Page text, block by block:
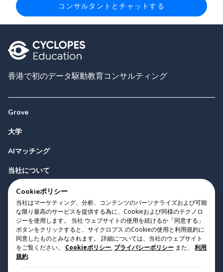
コンサルタントとチャットする
香港で初のデータ駆動教育コンサルティング
Grove
大学
AIマッチング
当社について
お問い合わせ
Copyright 2023 Cyclopes® • v0.31.0
Cookieポリシー • プライバシーポリシー • 利用規約
Cookieポリシー
当社はマーケティング、分析、コンテンツのパーソナライズおよび可能
な限り最高のサービスを提供する為に、Cookieおよび同様のテクノロ
ジーを使用します。 当社 ウェブサイトの使用を続けるか「同意する」
ボタンをクリックすると、サイクロプス のCookieの使用と利用規約に
同意したものとみなされます。 詳細については、当社のウェブサイト
をご覧ください。
Cookieポリシー, プライバシーポリシー また、
利用
規約.